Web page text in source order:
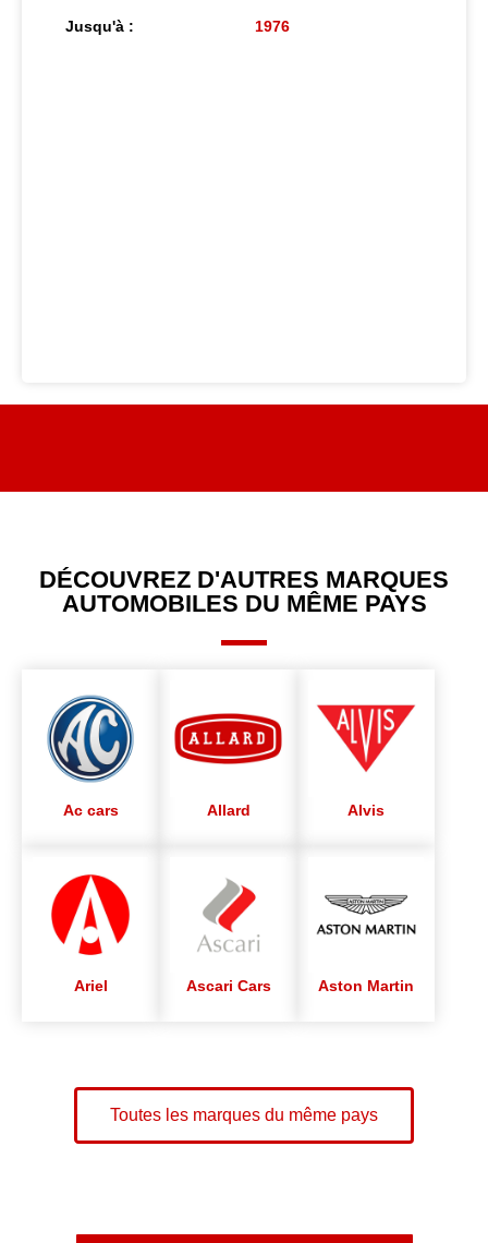
Jusqu'à : 1976
DÉCOUVREZ D'AUTRES MARQUES
AUTOMOBILES DU MÊME PAYS
Ac cars Allard Alvis
Ariel Ascari Cars Aston Martin
Toutes les marques du même pays